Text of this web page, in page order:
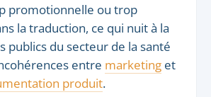
promotionnelle ou trop
la traduction, ce qui nuit à la
publics du secteur de la santé
entre marketing et
produit.